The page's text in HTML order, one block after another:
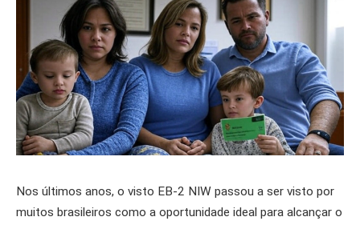
Nos últimos anos, o visto EB-2 NIW passou a ser visto por
muitos brasileiros como a oportunidade ideal para alcançar o